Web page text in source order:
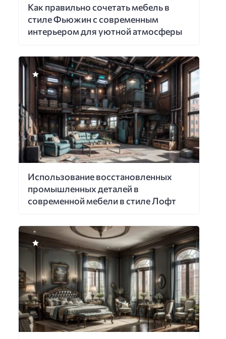
Как правильно сочетать мебель в
стиле Фьюжин с современным
интерьером для уютной атмосферы
Использование восстановленных
промышленных деталей в
современной мебели в стиле Лофт